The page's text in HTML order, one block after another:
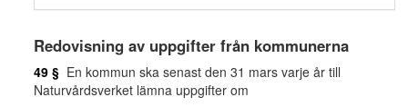
Redovisning av uppgifter från kommunerna
49 § En kommun ska senast den 31 mars varje år till
Naturvårdsverket lämna uppgifter om